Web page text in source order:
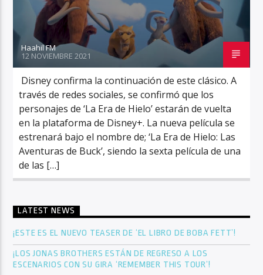
Haahil FM
12 NOVIEMBRE 2021
Disney confirma la continuación de este clásico. A
través de redes sociales, se confirmó que los
personajes de ‘La Era de Hielo’ estarán de vuelta
en la plataforma de Disney+. La nueva película se
estrenará bajo el nombre de; ‘La Era de Hielo: Las
Aventuras de Buck’, siendo la sexta película de una
de las […]
LATEST NEWS
¡ESTE ES EL NUEVO TEASER DE ‘EL LIBRO DE BOBA FETT’!
¡LOS JONAS BROTHERS ESTÁN DE REGRESO A LOS
ESCENARIOS CON SU GIRA ‘REMEMBER THIS TOUR’!